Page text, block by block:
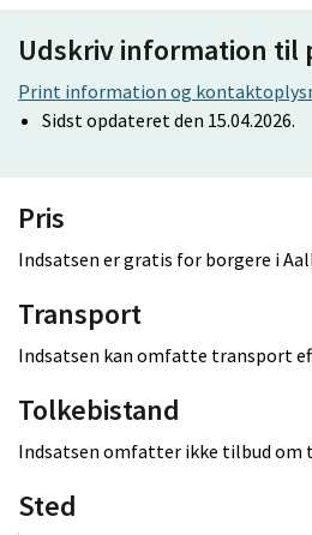
Udskriv information til
Print information og
Sidst opdateret den 15.04.2026.
Pris
Indsatsen er gratis for borgere i
Transport
Indsatsen kan omfatte transport
Tolkebistand
Indsatsen omfatter ikke tilbud om
Sted